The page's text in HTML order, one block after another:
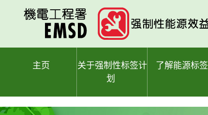
主页
关于强制性标签计
划
了解能源标签